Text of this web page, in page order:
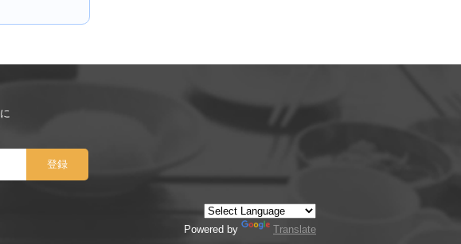
Powered by Translate